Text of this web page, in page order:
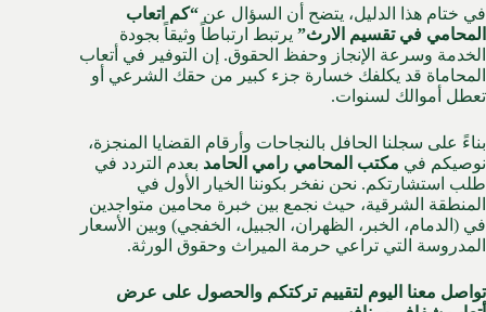
في ختام هذا الدليل، يتضح أن السؤال عن “كم اتعاب
المحامي في تقسيم الارث” يرتبط ارتباطاً وثيقاً بجودة
الخدمة وسرعة الإنجاز وحفظ الحقوق. إن التوفير في أتعاب
المحاماة قد يكلفك خسارة جزء كبير من حقك الشرعي أو
تعطل أموالك لسنوات.
بناءً على سجلنا الحافل بالنجاحات وأرقام القضايا المنجزة،
نوصيكم في مكتب المحامي رامي الحامد بعدم التردد في
طلب استشارتكم. نحن نفخر بكوننا الخيار الأول في
المنطقة الشرقية، حيث نجمع بين خبرة محامين متواجدين
في (الدمام، الخبر، الظهران، الجبيل، الخفجي) وبين الأسعار
المدروسة التي تراعي حرمة الميراث وحقوق الورثة.
تواصل معنا اليوم لتقييم تركتكم والحصول على عرض